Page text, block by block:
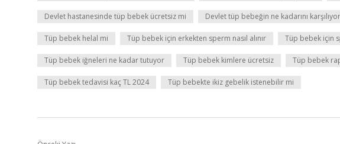
Devlet hastanesinde tüp bebek ücretsiz mi Devlet tüp bebeğin ne kadarını karşılıyor
Tüp bebek helal mi Tüp bebek için erkekten sperm nasıl alınır Tüp bebek için
Tüp bebek iğneleri ne kadar tutuyor Tüp bebek kimlere ücretsiz Tüp bebek
Tüp bebek tedavisi kaç TL 2024 Tüp bebekte ikiz gebelik istenebilir mi